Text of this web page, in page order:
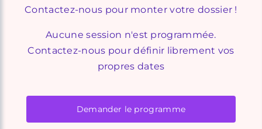
Contactez-nous pour monter votre dossier !
Aucune session n'est programmée.
Contactez-nous pour définir librement vos
propres dates
Demander le programme